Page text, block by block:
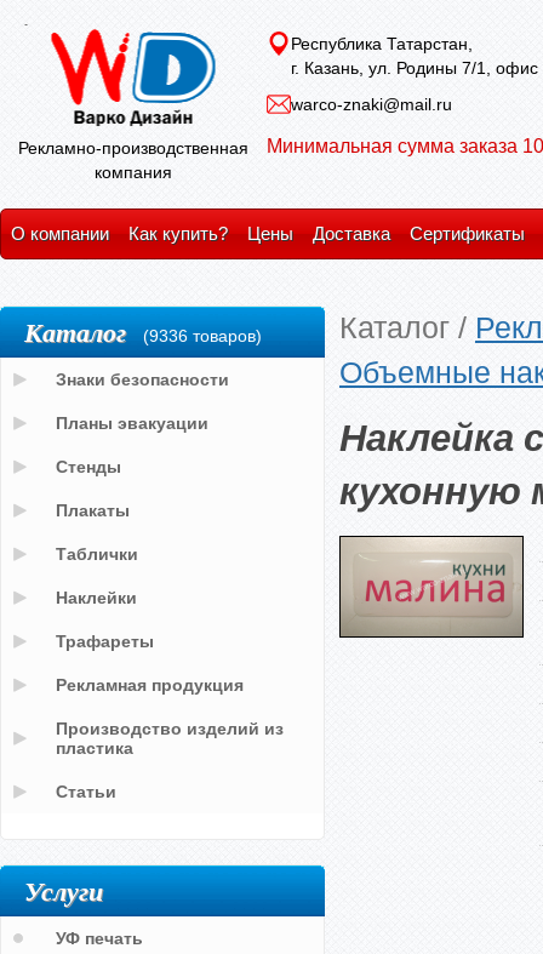
Рекламно-производственная
компания
Республика Татарстан,
г. Казань, ул. Родины 7/1, офис
warco-znaki@mail.ru
Минимальная сумма заказа
О компании Как купить? Цены Доставка Сертификаты
Каталог /
Объемные
Наклейка
кухонную
Каталог (9336 товаров)
Знаки безопасности
Планы эвакуации
Стенды
Плакаты
Таблички
Наклейки
Трафареты
Рекламная продукция
Производство изделий из
пластика
Статьи
Услуги
УФ печать